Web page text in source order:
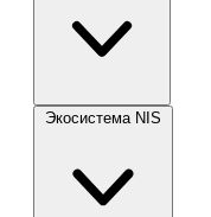
Экосистема NIS